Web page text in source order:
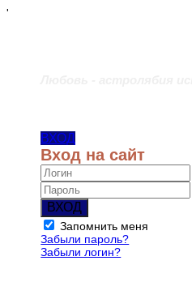
'
ВХОД
Вход на сайт
ВХОД
Запомнить меня
Забыли пароль?
Забыли логин?